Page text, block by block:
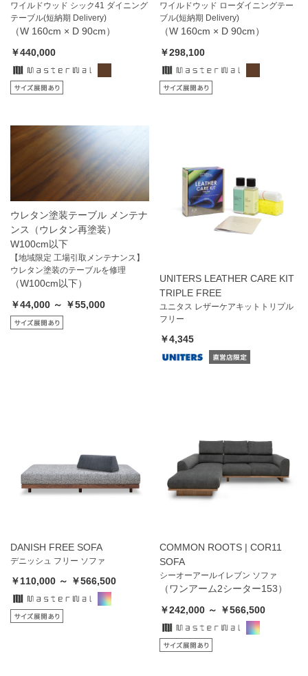
ワイルドウッド シック41 ダイニング
テーブル(短納期 Delivery)
（W 160cm × D 90cm）
￥440,000
ワイルドウッド ローダイニングテー
ブル(短納期 Delivery)
（W 160cm × D 90cm）
￥298,100
ウレタン塗装テーブル メンテナ
ンス（ウレタン再塗装）
W100cm以下
【地域限定 工場引取メンテナンス】
ウレタン塗装のテーブルを修理
（W100cm以下）
￥44,000 ～ ￥55,000
UNITERS LEATHER CARE KIT
TRIPLE FREE
ユニタス レザーケアキットトリプル
フリー
￥4,345
DANISH FREE SOFA
デニッシュ フリー ソファ
￥110,000 ～ ￥566,500
COMMON ROOTS | COR11
SOFA
シーオーアールイレブン ソファ
（ワンアーム2シーター153）
￥242,000 ～ ￥566,500